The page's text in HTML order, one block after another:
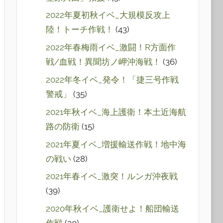
2022年夏初秋イベ_大規模反攻上
陸！トーチ作戦！ (43)
2022年春梅雨イベ_激闘！R方面作
戦/血戦！異聞坊ノ岬沖海戦！ (36)
2022年冬イベ_発令！「捷三号作戦
警戒」
(35)
2021年秋イベ_海上護衛！本土近海航
路の防衛(15)
2021年夏イベ_増援輸送作戦！地中海
の戦い (28)
2021年春イベ_激突！ルンガ沖夜戦
(39)
2020年秋イベ_護衛せよ！船団輸送